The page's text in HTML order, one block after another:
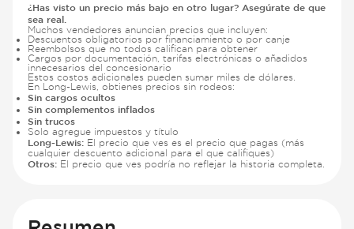
¿Has visto un precio más bajo en otro lugar? Asegúrate de que
sea real.
Muchos vendedores anuncian precios que incluyen:
Descuentos obligatorios por financiamiento o por canje
Reembolsos que no todos califican para obtener
Cargos por documentación, tarifas electrónicas o añadidos
innecesarios del concesionario
Estos costos adicionales pueden sumar miles de dólares.
En Long-Lewis, obtienes precios sin rodeos:
Sin cargos ocultos
Sin complementos inflados
Sin trucos
Solo agregue impuestos y título
Long-Lewis: El precio que ves es el precio que pagas (más
cualquier descuento adicional para el que califiques)
Otros: El precio que ves podría no reflejar la historia completa.